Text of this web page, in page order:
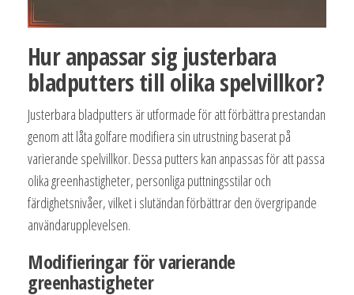
Hur anpassar sig justerbara
bladputters till olika spelvillkor?
Justerbara bladputters är utformade för att förbättra prestandan
genom att låta golfare modifiera sin utrustning baserat på
varierande spelvillkor. Dessa putters kan anpassas för att passa
olika greenhastigheter, personliga puttningsstilar och
färdighetsnivåer, vilket i slutändan förbättrar den övergripande
användarupplevelsen.
Modifieringar för varierande
greenhastigheter